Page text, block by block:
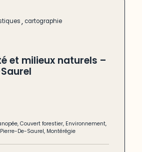
, cartographie
et milieux naturels –
,Couvert forestier, Environnement,
Pierre-De-Saurel, Montérégie